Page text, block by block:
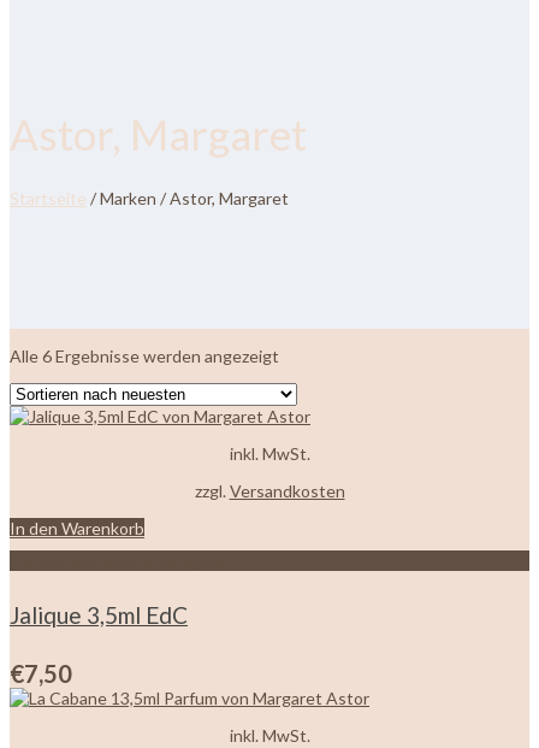
Astor, Margaret
Startseite / Marken / Astor, Margaret
Alle 6 Ergebnisse werden angezeigt
sortiert
inkl. MwSt.
zzgl. Versandkosten
In den Warenkorb
Jalique 3,5ml EdC
€7,50
inkl. MwSt.